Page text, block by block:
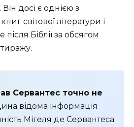
досі є однією з
світової літератури і
Біблії за обсягом
тиражу.
Сервантес точно не
відома інформація
Мігеля де Сервантеса